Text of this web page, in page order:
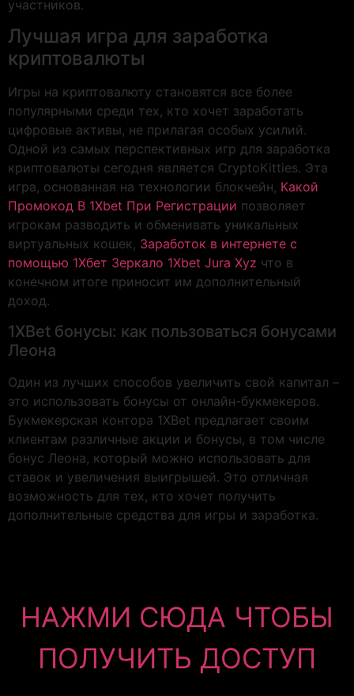
участников.
Лучшая игра для заработка
криптовалюты
Игры на криптовалюту становятся все более
популярными среди тех, кто хочет заработать
цифровые активы, не прилагая особых усилий.
Одной из самых перспективных игр для заработка
криптовалюты сегодня является CryptoKitties. Эта
игра, основанная на технологии блокчейн, Какой
Промокод В 1Xbet При Регистрации позволяет
игрокам разводить и обменивать уникальных
виртуальных кошек, Заработок в интернете с
помощью 1Xбет Зеркало 1Xbet Jura Xyz что в
конечном итоге приносит им дополнительный
доход.
1XBet бонусы: как пользоваться бонусами
Леона
Один из лучших способов увеличить свой капитал –
это использовать бонусы от онлайн-букмекеров.
Букмекерская контора 1XBet предлагает своим
клиентам различные акции и бонусы, в том числе
бонус Леона, который можно использовать для
ставок и увеличения выигрышей. Это отличная
возможность для тех, кто хочет получить
дополнительные средства для игры и заработка.
НАЖМИ СЮДА ЧТОБЫ
ПОЛУЧИТЬ ДОСТУП